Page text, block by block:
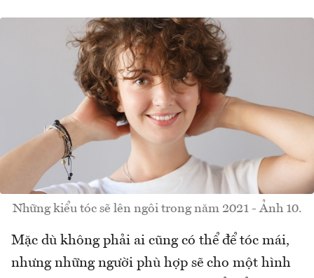
Những kiểu tóc sẽ lên ngôi trong năm 2021 - Ảnh 10.
Mặc dù không phải ai cũng có thể để tóc mái,
nhưng những người phù hợp sẽ cho một hình